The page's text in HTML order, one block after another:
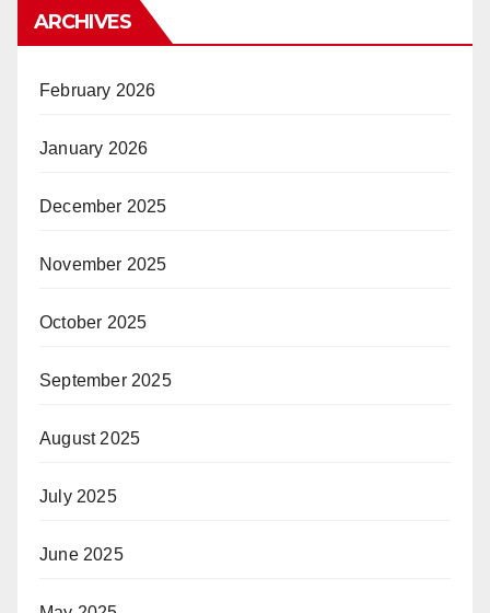
ARCHIVES
February 2026
January 2026
December 2025
November 2025
October 2025
September 2025
August 2025
July 2025
June 2025